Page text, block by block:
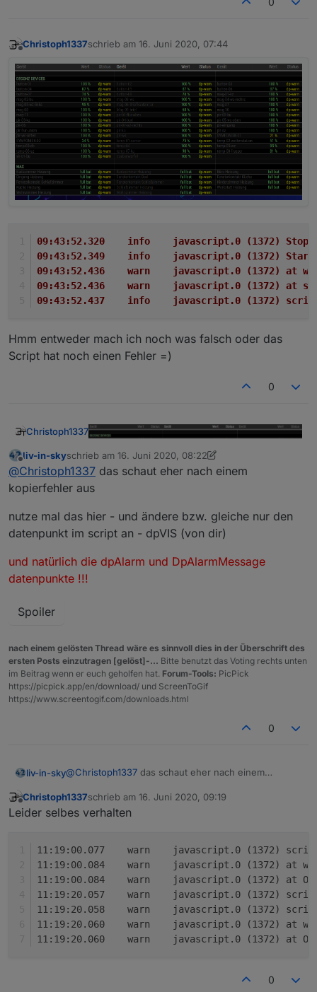
Offline
Christoph1337schrieb am 16. Juni 2020, 07:44
zuletzt editiert von
09:43:52.320	info	javascript.0
09:43:52.349	info
09:43:52.436	warn
09:43:52.436	warn	javascript.0
09:43:52.437	info
Hmm entweder mach ich noch was falsch oder das
Script hat noch einen Fehler =)
0
Christoph1337
09:43:52.349	info	javascript.0
Hmm entweder mach ich noch was falsch oder
Offline
liv-in-skyschrieb am 16. Juni 2020, 08:22
zuletzt editiert von liv-in-sky
@Christoph1337 das schaut eher nach einem
kopierfehler aus
nutze mal das hier - und ändere bzw. gleiche nur den
datenpunkt im script an - dpVIS (von dir)
und natürlich die dpAlarm und DpAlarmMessage
datenpunkte !!!
Spoiler
nach einem gelösten Thread wäre es sinnvoll dies in der Überschrift des
ersten Posts einzutragen [gelöst]-... Bitte benutzt das Voting rechts unten
im Beitrag wenn er euch geholfen hat. Forum-Tools: PicPick
https://picpick.app/en/download/ und ScreenToGif
https://www.screentogif.com/downloads.html
0
liv-in-sky@Christoph1337 das schaut eher nach einem
nutze mal das hier - und ändere bzw. gleiche nur
Spoiler
Offline
Christoph1337schrieb am 16. Juni 2020, 09:19
zuletzt editiert von
Leider selbes verhalten
11:19:00.077	warn
11:19:00.084	warn
11:19:00.084	warn	javascript.0 (1372)
11:19:20.057	warn
11:19:20.058	warn
11:19:20.060	warn
11:19:20.060	warn	javascript.0 (1372)
0